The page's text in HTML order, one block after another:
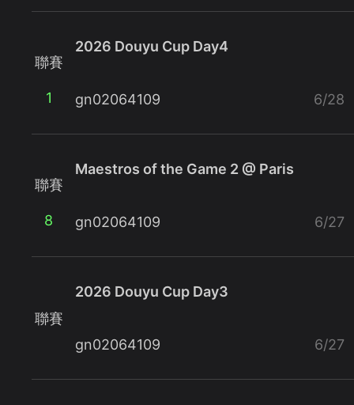
聯賽
1
2026 Douyu Cup Day4
gn02064109 6/28
聯賽
8
Maestros of the Game 2 @ Paris
gn02064109 6/27
聯賽
2026 Douyu Cup Day3
gn02064109 6/27